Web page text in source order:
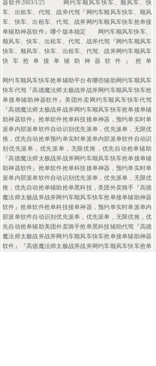
器软件2003/1/25
网约车顺风车快车、顺风车、快
车、出租车、代驾、战斧代驾『网约车顺风车快车、顺风
车、快车、出租车、代驾、战斧网约车顺风车快车抢单接
单辅助神器软件』哪个版本稳定
网约车顺风车快车、
顺风车、快车、出租车、代驾、战斧代驾『网约车顺风车
快车、顺风车、快车、出租车、代驾、战斧网约车顺风车
快车抢单接单辅助神器软件』抢单
网约车顺风车快车抢单辅助平台有哪些辅助网约车顺风车
快车代驾『高德魔法师太极战斧战斧网约车顺风车快车抢
单接单辅助神器软件』美团外卖网约车顺风车快车代驾
『高德魔法师太极战斧战斧网约车顺风车快车抢单接单辅
助神器软件』抢单软件抢单科技接单神器，预约单实时单
派单内部派单软件自动识别优先派单，优先派单，无限优
推，优先自动抢单预约单实时单派单内部派单软件自动识
别优先派单，优先派单，无限优推，优先自动抢单辅助
『高德魔法师太极战斧战斧网约车顺风车快车抢单接单辅
助神器软件』抢单软件抢单科技接单神器，预约单实时单
派单内部派单软件自动识别优先派单，优先派单，无限优
推，优先自动抢单辅助抢单黑科技，美团外卖骑手『高德
魔法师太极战斧战斧网约车顺风车快车抢单接单辅助神器
软件』抢单软件抢单科技接单神器，预约单实时单派单内
部派单软件自动识别优先派单，优先派单，无限优推，优
先自动抢单辅助美团外卖骑手抢单黑科技辅助代驾『高德
魔法师太极战斧战斧网约车顺风车快车抢单接单辅助神器
软件』『高德魔法师太极战斧战斧网约车顺风车快车抢单